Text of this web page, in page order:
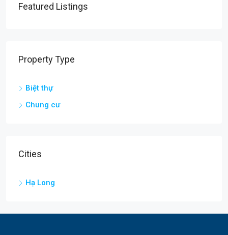
Featured Listings
Property Type
Biệt thự
Chung cư
Cities
Hạ Long